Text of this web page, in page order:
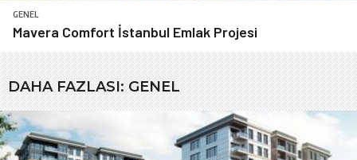
GENEL
Mavera Comfort İstanbul Emlak Projesi
DAHA FAZLASI:GENEL